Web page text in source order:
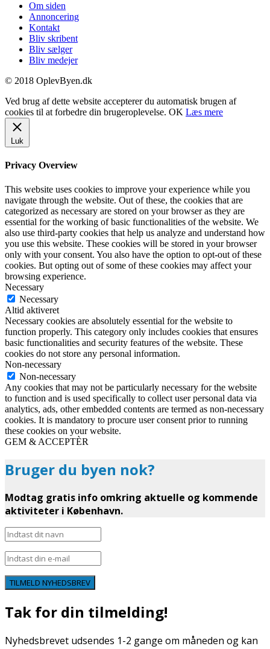
Om siden
Annoncering
Kontakt
Bliv skribent
Bliv sælger
Bliv medejer
© 2018 OplevByen.dk
Ved brug af dette website accepterer du automatisk brugen af
cookies til at forbedre din brugeroplevelse. OK Læs mere
Luk
Privacy Overview
This website uses cookies to improve your experience while you
navigate through the website. Out of these, the cookies that are
categorized as necessary are stored on your browser as they are
essential for the working of basic functionalities of the website. We
also use third-party cookies that help us analyze and understand how
you use this website. These cookies will be stored in your browser
only with your consent. You also have the option to opt-out of these
cookies. But opting out of some of these cookies may affect your
browsing experience.
Necessary
Necessary
Altid aktiveret
Necessary cookies are absolutely essential for the website to
function properly. This category only includes cookies that ensures
basic functionalities and security features of the website. These
cookies do not store any personal information.
Non-necessary
Non-necessary
Any cookies that may not be particularly necessary for the website
to function and is used specifically to collect user personal data via
analytics, ads, other embedded contents are termed as non-necessary
cookies. It is mandatory to procure user consent prior to running
these cookies on your website.
GEM & ACCEPTÈR
Bruger du byen nok?
Modtag gratis info omkring aktuelle og kommende
aktiviteter i København.
TILMELD NYHEDSBREV
Tak for din tilmelding!
Nyhedsbrevet udsendes 1-2 gange om måneden og kan